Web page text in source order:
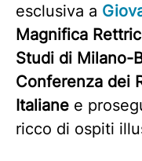
esclusiva a
Magnifica
Studi di Milano-
Conferenza dei
Italiane e
ricco di ospiti